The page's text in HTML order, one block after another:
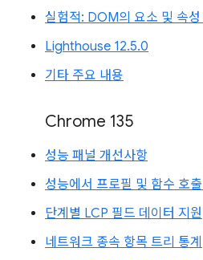
실험적: DOM의 요소 및 속성
Lighthouse 12.5.0
기타 주요 내용
Chrome 135
성능 패널 개선사항
성능에서 프로필 및 함수 호
단계별 LCP 필드 데이터 지원
네트워크 종속 항목 트리 통계